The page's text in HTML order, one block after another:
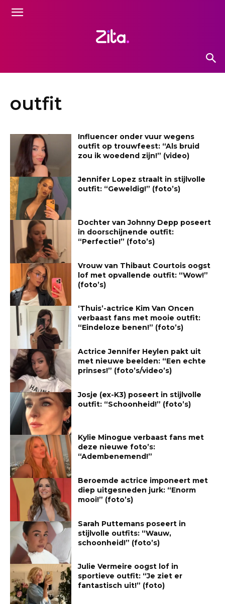
outfit
Influencer onder vuur wegens
outfit op trouwfeest: “Als bruid
zou ik woedend zijn!” (video)
Jennifer Lopez straalt in stijlvolle
outfit: “Geweldig!” (foto’s)
Dochter van Johnny Depp poseert
in doorschijnende outfit:
“Perfectie!” (foto’s)
Vrouw van Thibaut Courtois oogst
lof met opvallende outfit: “Wow!”
(foto’s)
‘Thuis’-actrice Kim Van Oncen
verbaast fans met mooie outfit:
“Eindeloze benen!” (foto’s)
Actrice Jennifer Heylen pakt uit
met nieuwe beelden: “Een echte
prinses!” (foto’s/video’s)
Josje (ex-K3) poseert in stijlvolle
outfit: “Schoonheid!” (foto’s)
Kylie Minogue verbaast fans met
deze nieuwe foto’s:
“Adembenemend!”
Beroemde actrice imponeert met
diep uitgesneden jurk: “Enorm
mooi!” (foto’s)
Sarah Puttemans poseert in
stijlvolle outfits: “Wauw,
schoonheid!” (foto’s)
Julie Vermeire oogst lof in
sportieve outfit: “Je ziet er
fantastisch uit!” (foto)